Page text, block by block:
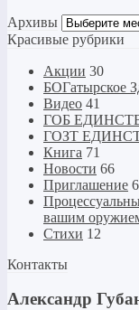
Архивы Архивы
Красивые рубрики
Акции 30
БОГатырское
Видео 41
ГОБ
ГОЗТ
Книга 71
Новости 66
Приглашение 6
вашим
Стихи 12
Контакты
Александр